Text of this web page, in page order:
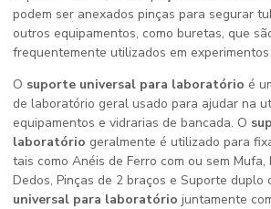
podem ser anexados pinças para segurar
outros equipamentos, como buretas, que
frequentemente utilizados em
O suporte universal para laboratório é
de laboratório geral usado para ajudar na
equipamentos e vidrarias de bancada. O
laboratório geralmente é utilizado para
tais como Anéis de Ferro com ou sem Mufa,
Dedos, Pinças de 2 braços e Suporte duplo
universal para laboratório juntamente